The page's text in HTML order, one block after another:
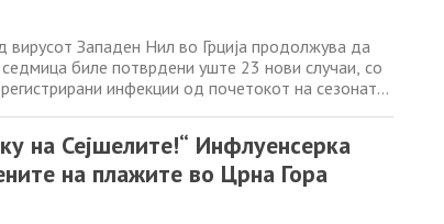
вирусот Западен Нил во Грција продолжува да
биле потврдени уште 23 нови случаи, со
инфекции од почетокот на сезоната
Националната организација за јавно здравје
на Сејшелите!“ Инфлуенсерка
на плажите во Црна Гора